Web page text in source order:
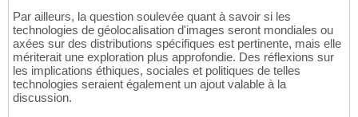
Par ailleurs, la question soulevée quant à savoir si les
technologies de géolocalisation d'images seront mondiales ou
axées sur des distributions spécifiques est pertinente, mais elle
mériterait une exploration plus approfondie. Des réflexions sur
les implications éthiques, sociales et politiques de telles
technologies seraient également un ajout valable à la
discussion.